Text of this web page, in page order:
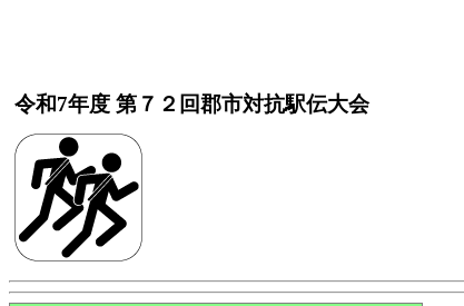
令和7年度 第７２回郡市対抗駅伝大会